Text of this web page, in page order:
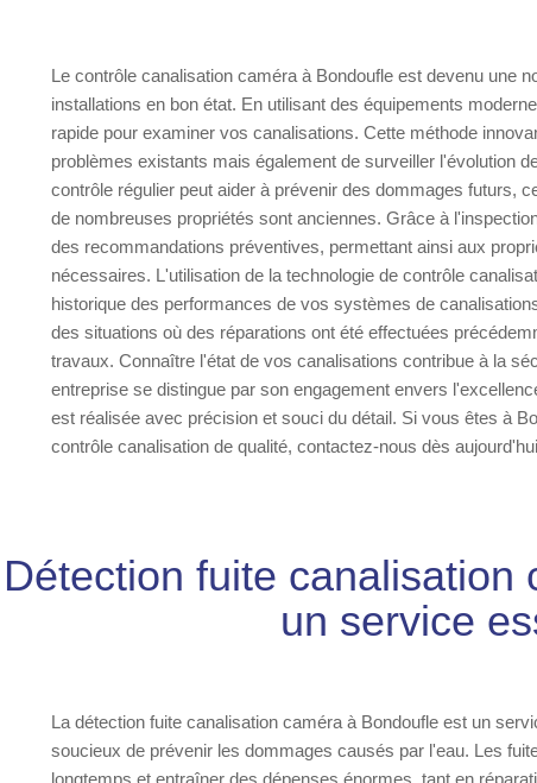
Le contrôle canalisation caméra à Bondoufle est devenu une
installations en bon état. En utilisant des équipements
rapide pour examiner vos canalisations. Cette méthode
problèmes existants mais également de surveiller l'évolution
contrôle régulier peut aider à prévenir des dommages futurs,
de nombreuses propriétés sont anciennes. Grâce à
des recommandations préventives, permettant ainsi aux
nécessaires. L'utilisation de la technologie de contrôle
historique des performances de vos systèmes de
des situations où des réparations ont été effectuées
travaux. Connaître l'état de vos canalisations contribue à la
entreprise se distingue par son engagement envers
est réalisée avec précision et souci du détail. Si vous êtes à
contrôle canalisation de qualité, contactez-nous dès
Détection fuite canalisation
un service
La détection fuite canalisation caméra à Bondoufle est un
soucieux de prévenir les dommages causés par l'eau. Les
longtemps et entraîner des dépenses énormes, tant en